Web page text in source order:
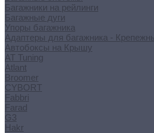
Багажники на рейлинги
Багажные дуги
Упоры багажника
Адаптеры для багажника -
Автобоксы на Крышу
AT Tuning
Atlant
Broomer
CYBORT
Fabbri
Farad
G3
Hakr